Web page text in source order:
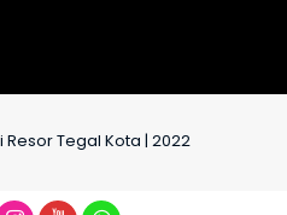
Tegal Kota | 2022